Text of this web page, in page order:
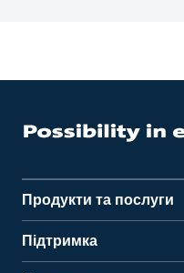
Продукти та послуги
Підтримка